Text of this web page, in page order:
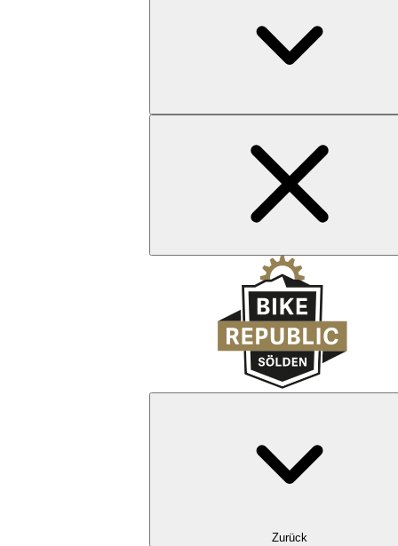
Zurück